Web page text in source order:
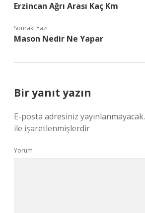
Erzincan Ağrı Arası Kaç Km
Sonraki Yazı
Mason Nedir Ne Yapar
Bir yanıt yazın
E-posta adresiniz yayınlanmayacak.
ile işaretlenmişlerdir
Yorum